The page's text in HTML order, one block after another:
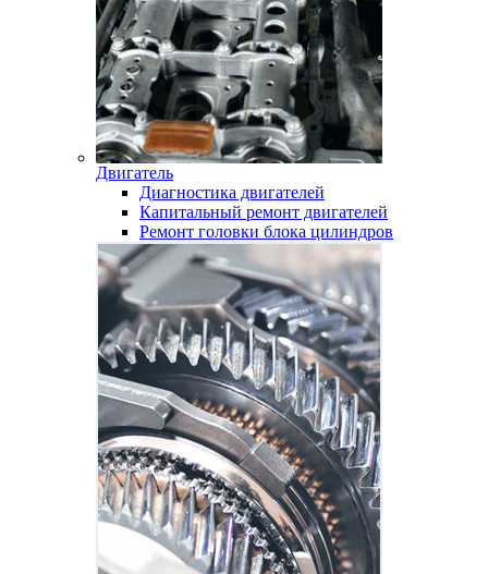
Двигатель
Диагностика двигателей
Капитальный ремонт двигателей
Ремонт головки блока цилиндров